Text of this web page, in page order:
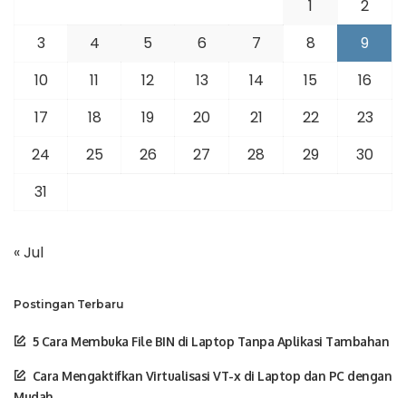
1
2
3
4 5 6 7 8
9
10
11 12 13 14 15
16
17
18 19 20 21 22
23
24
25 26 27 28 29
30
31
« Jul
Postingan Terbaru
5 Cara Membuka File BIN di Laptop Tanpa Aplikasi Tambahan
Cara Mengaktifkan Virtualisasi VT-x di Laptop dan PC dengan